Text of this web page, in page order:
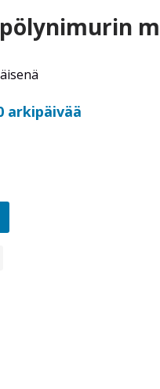
arkipäivää